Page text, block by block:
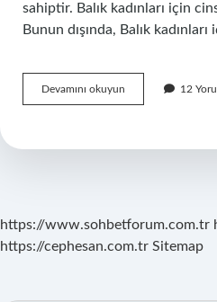
sahiptir. Balık kadınları için
Bunun dışında, Balık kadınları
Devamını okuyun
Burcu
Hoşlanır
12
https://www.sohbetforum.com.tr
https://cephesan.com.tr Sitemap